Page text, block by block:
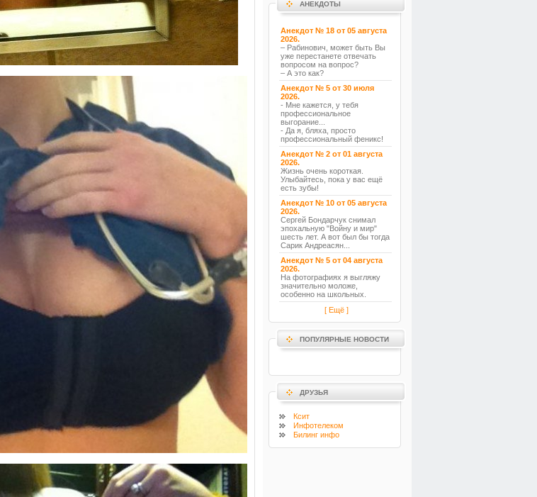
АНЕКДОТЫ
Анекдот № 18 от 05 августа
2026.
– Рабинович, может быть Вы
уже перестанете отвечать
вопросом на вопрос?
– А это как?
Анекдот № 5 от 30 июля
2026.
- Мне кажется, у тебя
профессиональное
выгорание...
- Да я, бляха, просто
профессиональный феникс!
Анекдот № 2 от 01 августа
2026.
Жизнь очень короткая.
Улыбайтесь, пока у вас ещё
есть зубы!
Анекдот № 10 от 05 августа
2026.
Сергей Бондарчук снимал
эпохальную "Войну и мир"
шесть лет. А вот был бы тогда
Сарик Андреасян...
Анекдот № 5 от 04 августа
2026.
На фотографиях я выгляжу
значительно моложе,
особенно на школьных.
[ Ещё ]
ПОПУЛЯРНЫЕ НОВОСТИ
ДРУЗЬЯ
Ксит
Инфотелеком
Билинг инфо